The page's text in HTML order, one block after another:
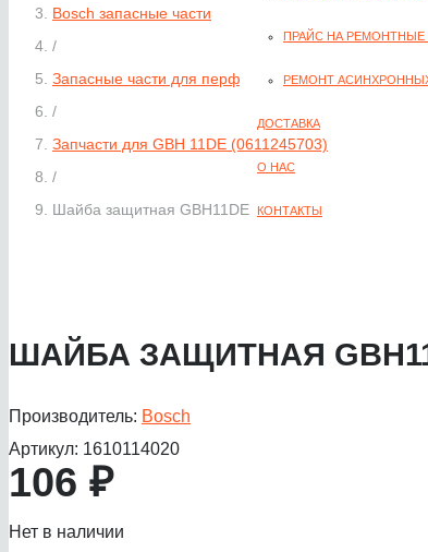
ПРАЙС НА РЕМОНТНЫЕ
РЕМОНТ
ДОСТАВКА
О НАС
КОНТАКТЫ
Bosch запасные части
/
Запасные части для перфораторов Bosch
/
Запчасти для GBH 11DE (0611245703)
/
Шайба защитная GBH11DE
ШАЙБА ЗАЩИТНАЯ
Производитель: Bosch
Артикул: 1610114020
106 ₽
Нет в наличии